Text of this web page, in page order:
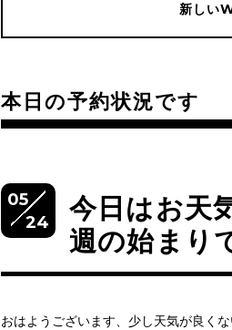
新しい
本日の予約状況です
05
24
今日はお天
週の始まり
おはようございます、少し天気が良くな